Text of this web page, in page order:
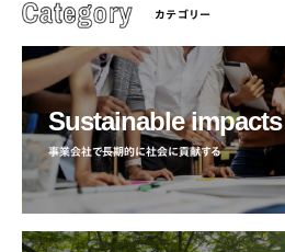
カテゴリー
Sustainable impacts
事業会社で長期的に社会に貢献する